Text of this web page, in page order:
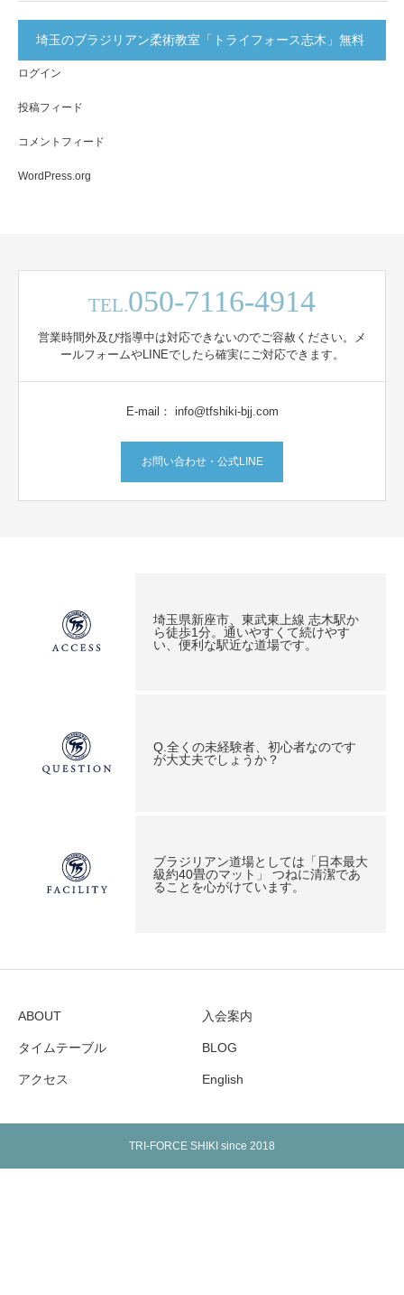
埼玉のブラジリアン柔術教室「トライフォース志木」無料
体験実施中！
ログイン
投稿フィード
コメントフィード
WordPress.org
TEL.050-7116-4914
営業時間外及び指導中は対応できないのでご容赦ください。メ
ールフォームやLINEでしたら確実にご対応できます。
E-mail： info@tfshiki-bjj.com
お問い合わせ・公式LINE
埼玉県新座市、東武東上線 志木駅か
ら徒歩1分。通いやすくて続けやす
い、便利な駅近な道場です。
Q.全くの未経験者、初心者なのです
が大丈夫でしょうか？
ブラジリアン道場としては「日本最大
級約40畳のマット」 つねに清潔であ
ることを心がけています。
ABOUT 入会案内
タイムテーブル BLOG
アクセス English
TRI-FORCE SHIKI since 2018